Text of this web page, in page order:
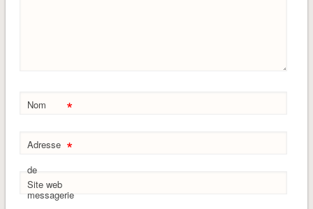
Nom *
Adresse
de
messagerie
*
Site web